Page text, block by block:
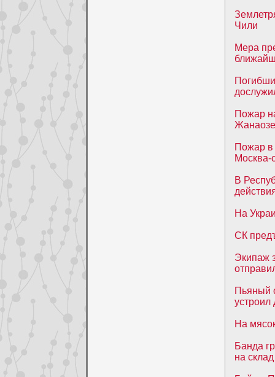
Чили
Мера
Пожар
Пожар в
Москва-
В
На
СК
Экипаж
Пьяный
На
Банда
на